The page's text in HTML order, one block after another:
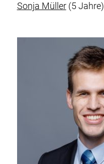
Sonja Müller(5 Jahre)